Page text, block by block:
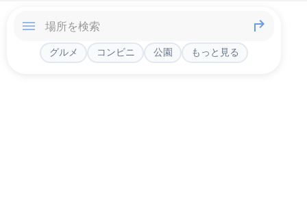
グルメ コンビニ 公園 もっと見る